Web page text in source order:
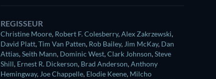
REGISSEUR
Christine Moore, Robert F. Colesberry,Alex Zakrzewski,
David Platt,Tim Van Patten, Rob Bailey, Jim McKay, Dan
Attias,Seith Mann, Dominic West,Clark Johnson,Steve
Shill, Ernest R. Dickerson, Brad Anderson,Anthony
Hemingway, Joe Chappelle, Elodie Keene, Milcho